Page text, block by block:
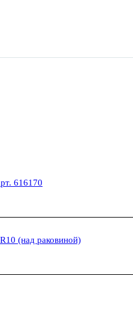
616170
(над раковиной)